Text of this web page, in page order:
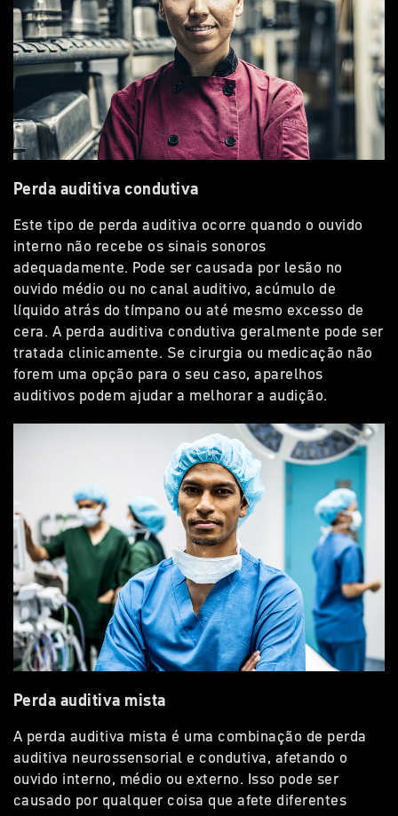
Perda auditiva condutiva
Este tipo de perda auditiva ocorre quando o ouvido
interno não recebe os sinais sonoros
adequadamente. Pode ser causada por lesão no
ouvido médio ou no canal auditivo, acúmulo de
líquido atrás do tímpano ou até mesmo excesso de
cera. A perda auditiva condutiva geralmente pode ser
tratada clinicamente. Se cirurgia ou medicação não
forem uma opção para o seu caso, aparelhos
auditivos podem ajudar a melhorar a audição.
Perda auditiva mista
A perda auditiva mista é uma combinação de perda
auditiva neurossensorial e condutiva, afetando o
ouvido interno, médio ou externo. Isso pode ser
causado por qualquer coisa que afete diferentes